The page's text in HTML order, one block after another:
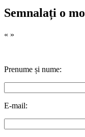
Semnalați o
« »
Prenume și nume:
E-mail: